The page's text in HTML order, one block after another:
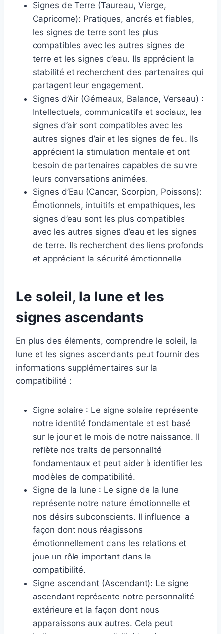
Signes de Terre (Taureau, Vierge,
Capricorne): Pratiques, ancrés et fiables,
les signes de terre sont les plus
compatibles avec les autres signes de
terre et les signes d’eau. Ils apprécient la
stabilité et recherchent des partenaires qui
partagent leur engagement.
Signes d’Air (Gémeaux, Balance, Verseau) :
Intellectuels, communicatifs et sociaux, les
signes d’air sont compatibles avec les
autres signes d’air et les signes de feu. Ils
apprécient la stimulation mentale et ont
besoin de partenaires capables de suivre
leurs conversations animées.
Signes d’Eau (Cancer, Scorpion, Poissons):
Émotionnels, intuitifs et empathiques, les
signes d’eau sont les plus compatibles
avec les autres signes d’eau et les signes
de terre. Ils recherchent des liens profonds
et apprécient la sécurité émotionnelle.
Le soleil, la lune et les
signes ascendants
En plus des éléments, comprendre le soleil, la
lune et les signes ascendants peut fournir des
informations supplémentaires sur la
compatibilité :
Signe solaire : Le signe solaire représente
notre identité fondamentale et est basé
sur le jour et le mois de notre naissance. Il
reflète nos traits de personnalité
fondamentaux et peut aider à identifier les
modèles de compatibilité.
Signe de la lune : Le signe de la lune
représente notre nature émotionnelle et
nos désirs subconscients. Il influence la
façon dont nous réagissons
émotionnellement dans les relations et
joue un rôle important dans la
compatibilité.
Signe ascendant (Ascendant): Le signe
ascendant représente notre personnalité
extérieure et la façon dont nous
apparaissons aux autres. Cela peut